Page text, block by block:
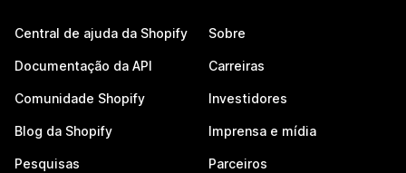
Central de ajuda da Shopify
Documentação da API
Comunidade Shopify
Blog da Shopify
Pesquisas
Sobre
Carreiras
Investidores
Imprensa e mídia
Parceiros